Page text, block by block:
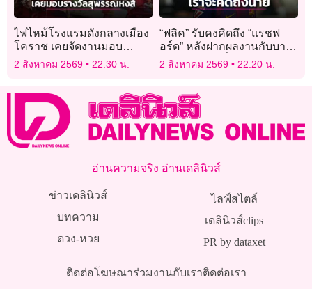
ไฟไหม้โรงแรมดังกลางเมือง
โคราช เคยจัดงานมอบ
รางวัลสุพรรณหงส์
2 สิงหาคม 2569 22:30 น.
“ฟลิค” รับคงคิดถึง “แรชฟ
อร์ด” หลังฝากผลงานกับบาร์
ซาอย่างยอดเยี่ยม
2 สิงหาคม 2569 22:20 น.
อ่านความจริง อ่านเดลินิวส์
ข่าวเดลินิวส์
บทความ
ดวง-หวย
ไลฟ์สไตล์
เดลินิวส์clips
PR by dataxet
ติดต่อโฆษณาร่วมงานกับเราติดต่อเรา